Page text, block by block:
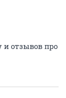
и отзывов про